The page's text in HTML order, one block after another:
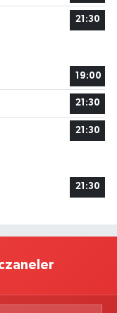
21:30
19:00
21:30
21:30
21:30